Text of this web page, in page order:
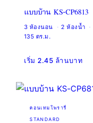
แบบบ้าน KS-CP6813
3 ห้องนอน
2 ห้องน้ำ
135 ตร.ม.
เริ่ม 2.45 ล้านบาท
คอนเทมโพรารี่
STANDARD